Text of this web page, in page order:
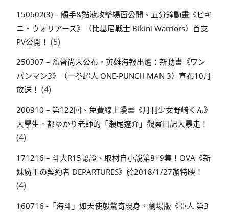
150602(3) – 觸手&黏液攻擊場面公開、五分鐘動畫《ビキ
ニ・ウォリアーズ》（比基尼戰士 Bikini Warriors）首支
PV公開！ (5)
250307 – 監督尚未公布，英雄海報出爐：新動畫《ワン
パンマン3》（一拳超人 ONE-PUNCH MAN 3）宣布10月
放送！ (4)
200910 – 第122回、免費線上漫畫《月刊少女野崎くん》
大學生．都ゆかり老師的「瀬尾遼介」觀察日記大暴走！
(4)
171216 – 斗大R15認證、取材自小說第8+9集！OVA《新
妹魔王の契約者 DEPARTURES》於2018/1/27辦特映！
(4)
160716 -「海斗」如天使般驚奇現身、劇場版《亞人 第3